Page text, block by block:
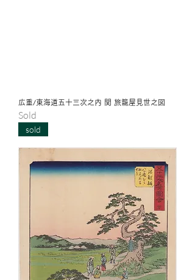
広重/東海道五十三次之内 関 旅籠屋見世之図
Sold
sold